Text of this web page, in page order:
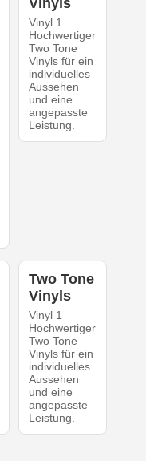
Vinyls
Vinyl 1
Hochwertiger
Two Tone
Vinyls für ein
individuelles
Aussehen
und eine
angepasste
Leistung.
Two Tone
Vinyls
Vinyl 1
Hochwertiger
Two Tone
Vinyls für ein
individuelles
Aussehen
und eine
angepasste
Leistung.